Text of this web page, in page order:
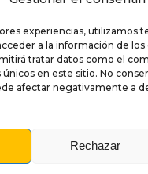
experiencias, utilizamos
a la información de
tratar datos como el
en este sitio. No
afectar negativamente a
Rechazar
contribuye
alternativa,
del pinballsin
retroiluminación
,
, sin